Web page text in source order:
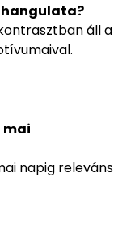
hangulata?
áll a
mai
napig releváns